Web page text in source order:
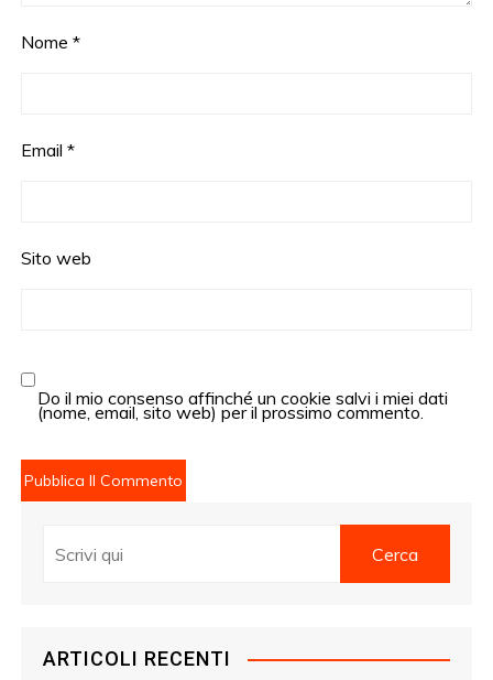
Nome*
Email*
Sito web
Do il mio consenso affinché un cookie salvi i miei dati
(nome, email, sito web) per il prossimo commento.
ARTICOLI RECENTI